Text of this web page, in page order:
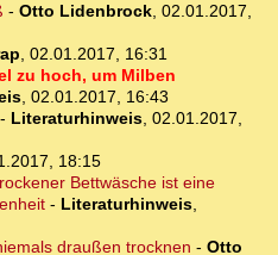
- Otto Lidenbrock, 02.01.2017,
, 02.01.2017, 16:31
zu hoch, um Milben
, 02.01.2017, 16:43
Literaturhinweis, 02.01.2017,
18:15
Bettwäsche ist eine
- Literaturhinweis,
draußen trocknen - Otto